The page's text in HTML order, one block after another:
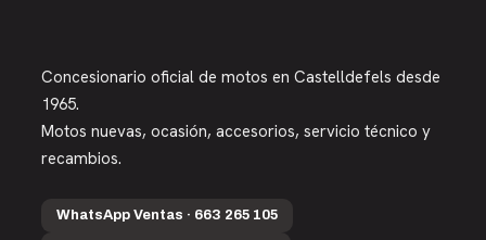
Concesionario oficial de motos en Castelldefels desde
1965.
Motos nuevas, ocasión, accesorios, servicio técnico y
recambios.
WhatsApp Ventas · 663 265 105